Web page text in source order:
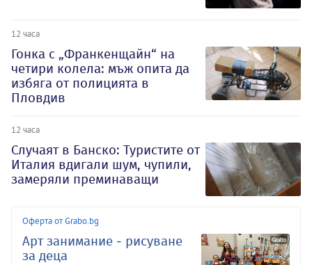
12 часа
Гонка с „Франкенщайн“ на
четири колела: мъж опита да
избяга от полицията в
Пловдив
12 часа
Случаят в Банско: Туристите от
Италия вдигали шум, чупили,
замеряли преминаващи
Оферта от Grabo.bg
Арт занимание - рисуване
за деца